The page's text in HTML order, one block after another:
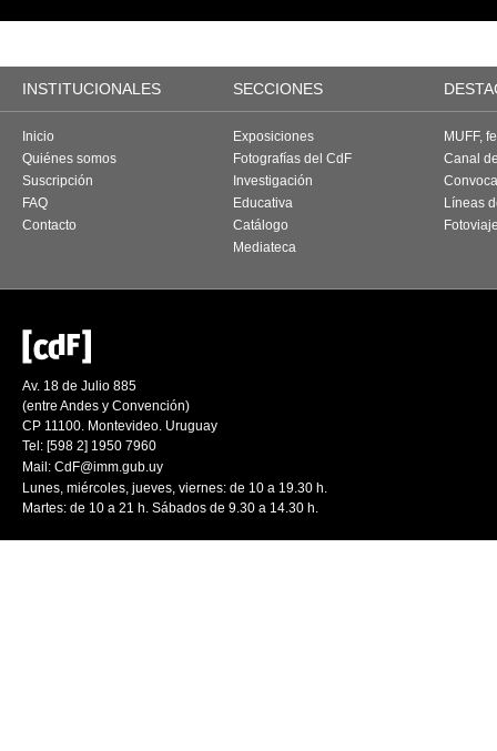
INSTITUCIONALES SECCIONES
Inicio
Quiénes somos
Suscripción
FAQ
Contacto
Exposiciones
Fotografías del CdF
Investigación
Educativa
Catálogo
Mediateca
MUFF,
Canal
Líneas
Av. 18 de Julio 885
(entre Andes y Convención)
CP 11100. Montevideo. Uruguay
Tel: [598 2] 1950 7960
Mail: CdF@imm.gub.uy
Lunes, miércoles, jueves, viernes: de 10 a 19.30 h.
Martes: de 10 a 21 h. Sábados de 9.30 a 14.30 h.